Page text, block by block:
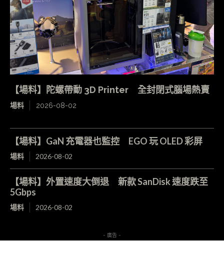
【場料】陀螺帶動 3D Printer 全封閉式腦場熱賣
場料 2026-08-02
【場料】GaN 充電器也監控 EGO 玩 OLED 彩屏
場料 2026-08-02
【場料】外置速度大倒退 新款 SanDisk 速度跌至
5Gbps
場料 2026-08-02
- 廣告 -